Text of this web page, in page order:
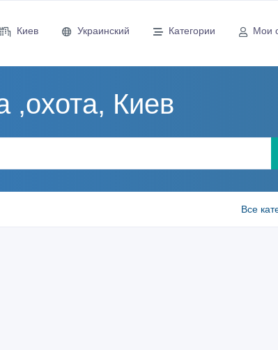
Киев Украинский Категории Мои
,охота, Киев
Все